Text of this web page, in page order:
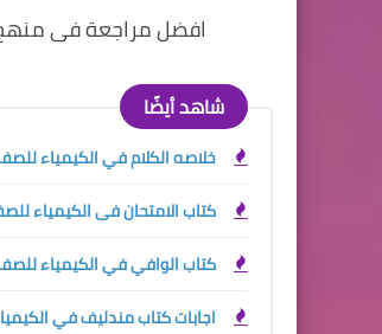
افضل مراجعة فى منهج
شاهد أيضًا
خلاصه الكلام في الكيمياء للصف
كتاب الامتحان فى الكيمياء للصف
كتاب الوافي في الكيمياء للصف
اجابات كتاب مندليف في الكيمياء